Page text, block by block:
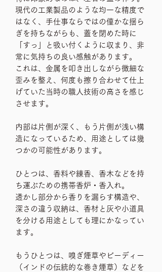
現代の工業製品のような均一な精度で
はなく、手仕事ならではの僅かな揺ら
ぎを持ちながらも、蓋を閉めた時に
「すっ」と吸い付くように収まり、非
常に気持ちの良い感触があります。
これは、金属を叩き出しながら微細な
歪みを整え、何度も擦り合わせて仕上
げていた当時の職人技術の高さを感じ
させます。
内部は片側が深く、もう片側が浅い構
造になっているため、用途としては幾
つかの可能性があります。
ひとつは、香料や練香、香木などを持
ち運ぶための携帯香炉・香入れ。
透かし部分から香りを漏らす構造や、
深さの違う収納は、香材と灰や小道具
を分ける用途としても理にかなってい
ます。
もうひとつは、嗅ぎ煙草やビーディー
（インドの伝統的な巻き煙草）などを